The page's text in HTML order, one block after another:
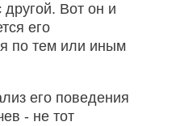
другой. Вот он и
его
по тем или иным
его поведения
- не тот